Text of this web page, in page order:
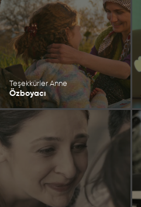
Teşekkürler Anne
Özboyacı